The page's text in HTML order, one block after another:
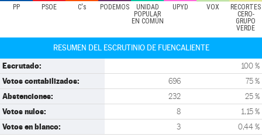
PP PSOE C's PODEMOS
UNIDAD
POPULAR
EN COMÚN
UPYD VOX
RECORTES
CERO-
GRUPO
VERDE
RESUMEN DEL ESCRUTINIO DE FUENCALIENTE
Escrutado: 100 %
Votos contabilizados: 696 75 %
Abstenciones: 232 25 %
Votos nulos: 8 1,15 %
Votos en blanco: 3 0,44 %